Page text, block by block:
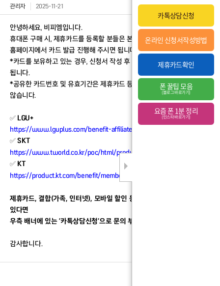
관리자 2025-11-21 조회수 1,197
안녕하세요, 비피엠입니다.
휴대폰 구매 시, 제휴카드를 등록할 분들은 본인이 신청하는 통신사별
홈페이지에서 카드 발급 진행해 주시면 됩니다.
*카드를 보유하고 있는 경우, 신청서 작성 후 카드 정보를 공유해주시면
됩니다.
*공유한 카드번호 및 유효기간은 제휴카드 등록 외의 목적으로 사용되지
않습니다.
✅ LGU+
https://www.lguplus.com/benefit-affiliate/card-discount
✅SKT
https://www.tworld.co.kr/poc/html/product/TS3.3.3T.html
✅ KT
https://product.kt.com/benefit/membership/web/card.html
제휴카드, 결합(가족, 인터넷), 모바일 할인 등에 관련하여 궁금한 사항이
있다면
우측 배너에 있는 '카톡상담신청'으로 문의 부탁드립니다.
감사합니다.
카톡상담신청
온라인 신청서작성방법
제휴카드확인
폰 꿀팁 모음
(블로그 바로가기)
요즘 폰 1분 정리
(인스타 바로가기)